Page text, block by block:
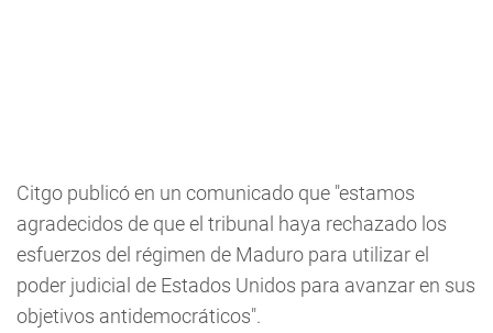
Citgo publicó en un comunicado que "estamos
agradecidos de que el tribunal haya rechazado los
esfuerzos del régimen de Maduro para utilizar el
poder judicial de Estados Unidos para avanzar en sus
objetivos antidemocráticos".